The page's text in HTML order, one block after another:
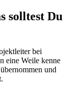
solltest Du
bei
eine Weile kenne
und